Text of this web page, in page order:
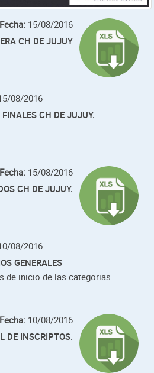
Fecha: 15/08/2016
CH DE JUJUY
08/2016
FINALES CH DE JUJUY.
Fecha: 15/08/2016
CH DE JUJUY.
08/2016
GENERALES
de inicio de las categorias.
Fecha: 10/08/2016
DE INSCRIPTOS.